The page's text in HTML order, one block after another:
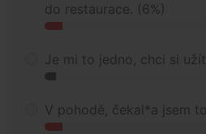
do restaurace. (6%)
Je mi to jedno, chci si
V pohodě, čekal*a jsem